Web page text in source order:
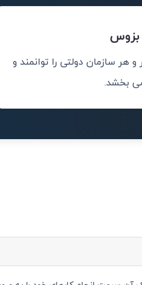
سازمان دولتی را توانمند و
بخشد.